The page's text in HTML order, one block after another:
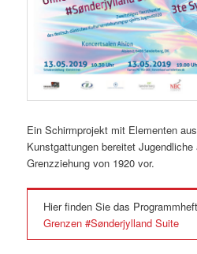
Ein Schirmprojekt mit Elementen
Kunstgattungen bereitet
Grenzziehung von 1920 vor.
Hier finden Sie das
Grenzen #Sønderjylland Suite